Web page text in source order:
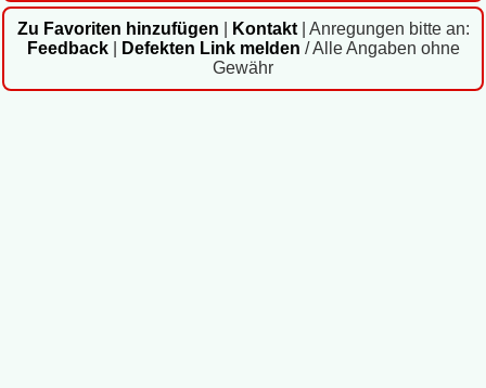
Zu Favoriten hinzufügen Kontakt| Anregungen bitte an:
Feedback| Defekten Link melden / Alle Angaben ohne
Gewähr